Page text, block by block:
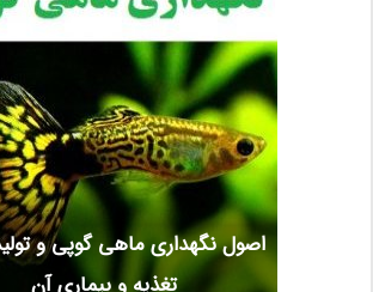
اصول نگهداری ماهی گوپی و